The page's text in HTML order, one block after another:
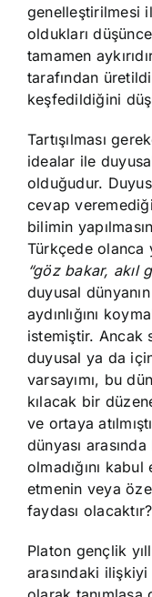
genelleştirilmesi
oldukları
tamamen
tarafından
keşfedildiğini
Tartışılması
idealar ile
olduğudur.
cevap
bilimin
Türkçede olanca
“göz bakar, akıl
duyusal
aydınlığını
istemiştir. Ancak
duyusal ya da
varsayımı, bu
kılacak bir
ve ortaya
dünyası
olmadığını
etmenin veya
faydası olacaktır?
Platon gençlik
arasındaki